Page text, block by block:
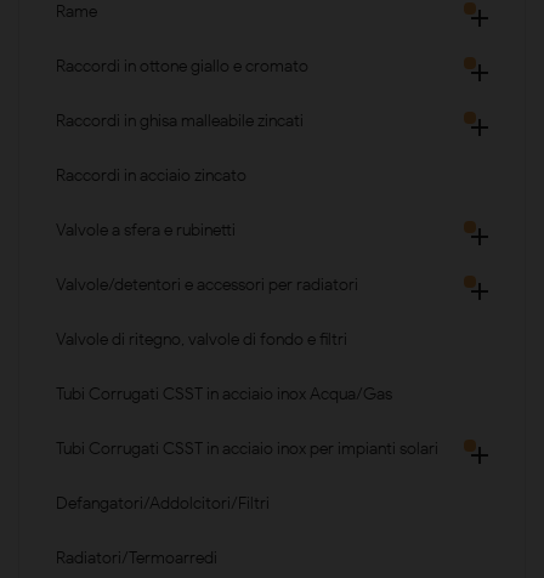
Rame 
Raccordi in ottone giallo e cromato 
Raccordi in ghisa malleabile zincati 
Raccordi in acciaio zincato
Valvole a sfera e rubinetti 
Valvole/detentori e accessori per radiatori 
Valvole di ritegno, valvole di fondo e filtri
Tubi Corrugati CSST in acciaio inox Acqua/Gas
Tubi Corrugati CSST in acciaio inox per impianti solari 
Defangatori/Addolcitori/Filtri
Radiatori/Termoarredi